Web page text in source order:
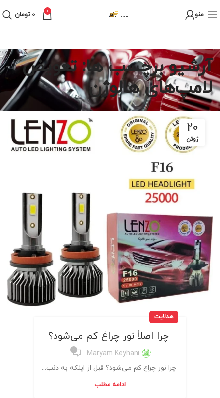
منو 0
0 تومان
آرشیو برچسب ها: تعویض
لامپ‌های هالوژن
20
ژوئن
هدلایت
چرا اصلاً نور چراغ کم می‌شود؟
Maryam Keyhani
0
چرا نور چراغ کم می‌شود؟ قبل از اینکه به دنب...
ادامه مطلب